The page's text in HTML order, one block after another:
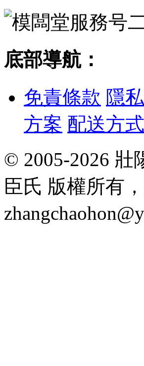
底部導航：
免責條款 隱
方案 配送方式
© 2005-2026 壯
臣氏 版權所有